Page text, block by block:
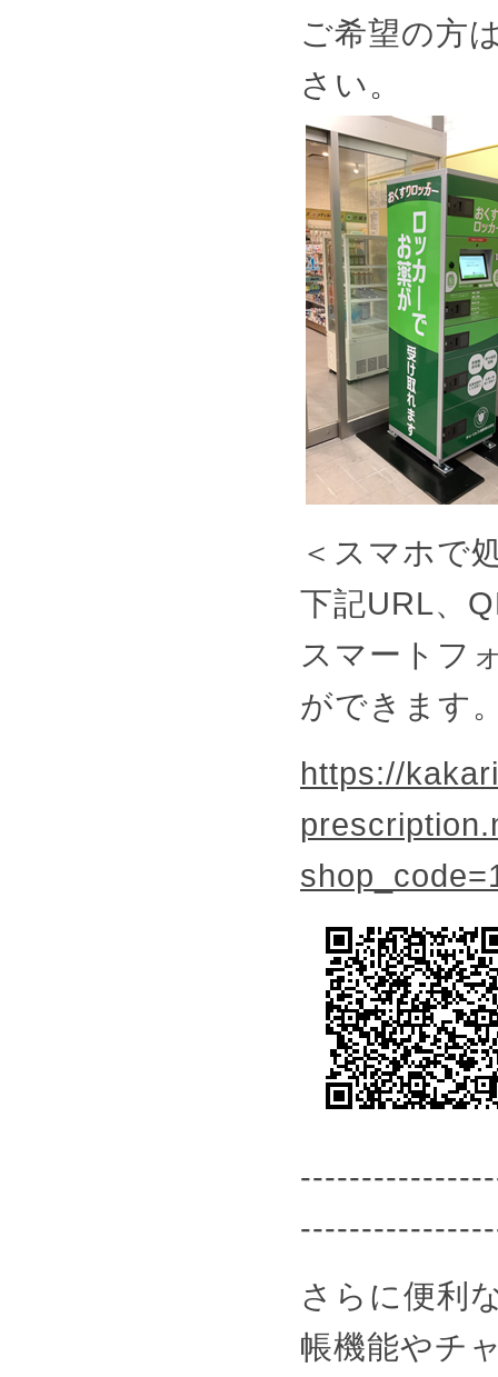
ご希望の方
さい。
＜スマホで
下記URL、
スマートフ
ができます
https://
さらに便利
帳機能やチ